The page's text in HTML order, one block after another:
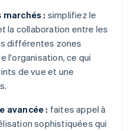
: simplifiez le
la collaboration entre les
différentes zones
l'organisation, ce qui
de vue et une
avancée : faites appel à
sophistiquées qui